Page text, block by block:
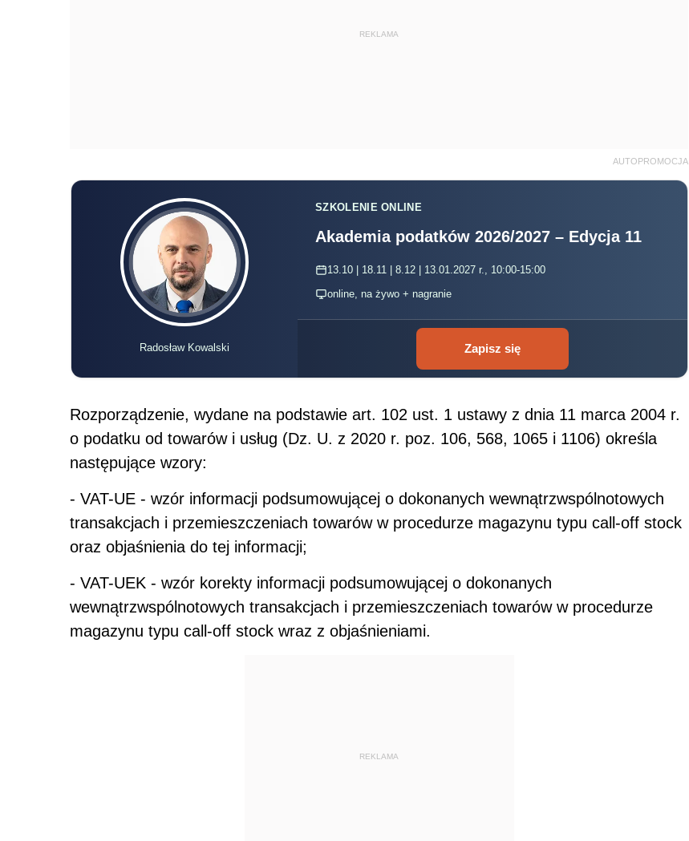
REKLAMA
AUTOPROMOCJA
Radosław Kowalski
SZKOLENIE ONLINE
Akademia podatków 2026/2027 – Edycja 11
13.10 | 18.11 | 8.12 | 13.01.2027 r., 10:00-15:00
online, na żywo + nagranie
Zapisz się
Rozporządzenie, wydane na podstawie art. 102 ust. 1 ustawy z dnia 11 marca 2004 r.
o podatku od towarów i usług (Dz. U. z 2020 r. poz. 106, 568, 1065 i 1106) określa
następujące wzory:
- VAT-UE - wzór informacji podsumowującej o dokonanych wewnątrzwspólnotowych
transakcjach i przemieszczeniach towarów w procedurze magazynu typu call-off stock
oraz objaśnienia do tej informacji;
- VAT-UEK - wzór korekty informacji podsumowującej o dokonanych
wewnątrzwspólnotowych transakcjach i przemieszczeniach towarów w procedurze
magazynu typu call-off stock wraz z objaśnieniami.
REKLAMA